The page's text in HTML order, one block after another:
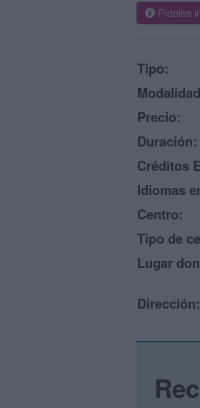
Pídeles
Tipo:
Precio:
Duración:
Créditos
Idiomas
Centro:
Tipo de
Lugar
Dirección: